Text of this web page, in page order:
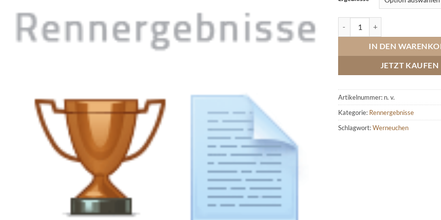
IN DEN
JETZT KAUFEN
Artikelnummer: n. v.
Kategorie: Rennergebnisse
Schlagwort:Werneuchen